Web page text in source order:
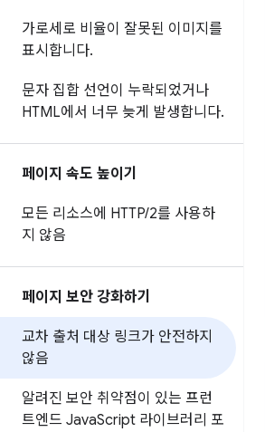
가로세로 비율이 잘못된 이미지를
표시합니다.
문자 집합 선언이 누락되었거나
HTML에서 너무 늦게 발생합니다.
페이지 속도 높이기
모든 리소스에 HTTP/2를 사용하
지 않음
페이지 보안 강화하기
교차 출처 대상 링크가 안전하지
않음
알려진 보안 취약점이 있는 프런
트엔드 JavaScript 라이브러리 포